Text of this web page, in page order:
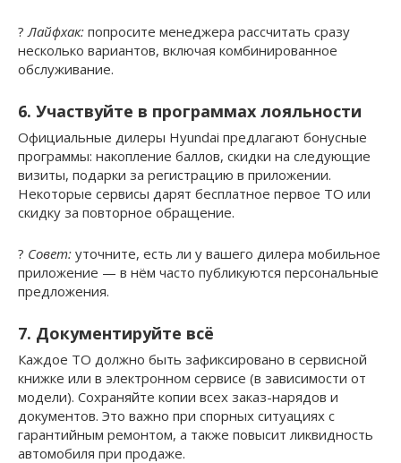
? Лайфхак: попросите менеджера рассчитать сразу
несколько вариантов, включая комбинированное
обслуживание.
6. Участвуйте в программах лояльности
Официальные дилеры Hyundai предлагают бонусные
программы: накопление баллов, скидки на следующие
визиты, подарки за регистрацию в приложении.
Некоторые сервисы дарят бесплатное первое ТО или
скидку за повторное обращение.
? Совет: уточните, есть ли у вашего дилера мобильное
приложение — в нём часто публикуются персональные
предложения.
7. Документируйте всё
Каждое ТО должно быть зафиксировано в сервисной
книжке или в электронном сервисе (в зависимости от
модели). Сохраняйте копии всех заказ-нарядов и
документов. Это важно при спорных ситуациях с
гарантийным ремонтом, а также повысит ликвидность
автомобиля при продаже.